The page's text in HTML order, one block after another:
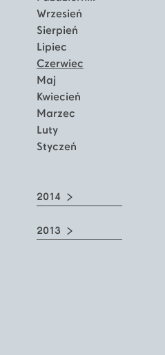
Wrzesień
Sierpień
Lipiec
Czerwiec
Maj
Kwiecień
Marzec
Luty
Styczeń
2014
2013